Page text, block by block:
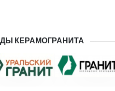
КЕРАМОГРАНИТА